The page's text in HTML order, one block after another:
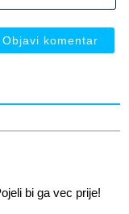
bi ga vec prije!